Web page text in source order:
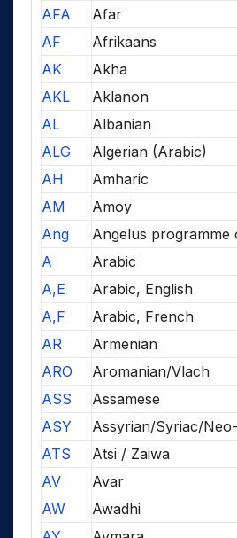
AFA
Afar
AF
Afrikaans
AK
Akha
AKL
Aklanon
AL
Albanian
ALG
Algerian (Arabic)
AH
Amharic
AM
Amoy
Ang
Angelus programme
A
Arabic
A,E
Arabic, English
A,F
Arabic, French
AR
Armenian
ARO
Aromanian/Vlach
ASS
Assamese
ASY
Assyrian/Syriac/
ATS
Atsi / Zaiwa
AV
Avar
AW
Awadhi